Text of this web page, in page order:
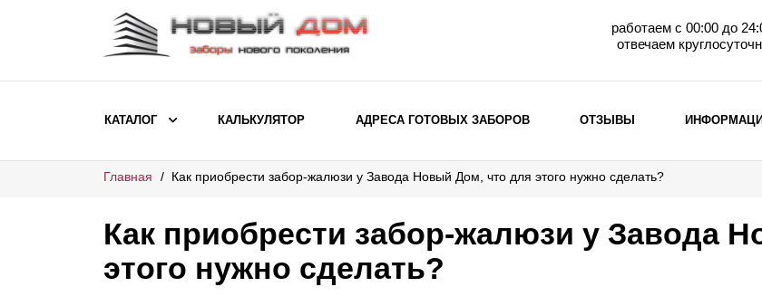
работаем с 00:00 до
отвечаем
КАТАЛОГ
ВЫБОР ПО МОДЕЛИ
Заборы Ранчо
Заборы Хай-тек
Заборы Классика
Заборы Жалюзи
ВЫБОР ПО МАТЕРИАЛУ
Заборы из евроштакетника
КАЛЬКУЛЯТОР АДРЕСА ГОТОВЫХ ЗАБОРОВ ОТЗЫВЫ
Главная Как приобрести забор-жалюзи у Завода Новый Дом, что для этого нужно сделать?
Как приобрести забор-жалюзи у Завода
этого нужно сделать?